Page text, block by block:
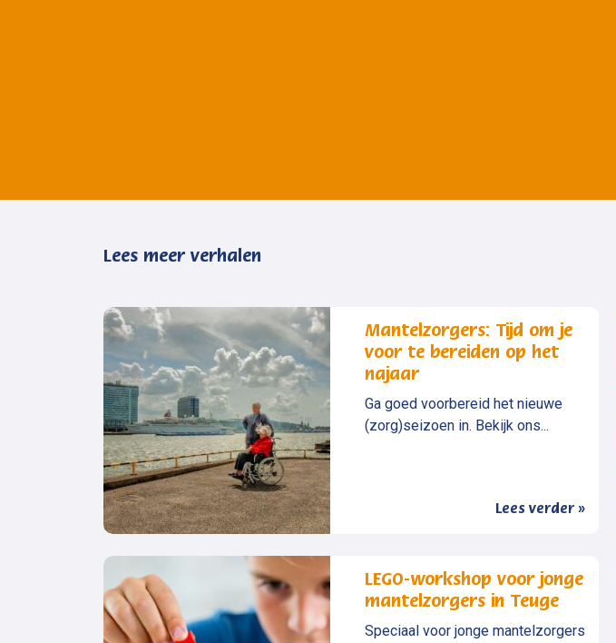
Lees meer verhalen
Mantelzorgers: Tijd om je
voor te bereiden op het
najaar
Ga goed voorbereid het nieuwe
(zorg)seizoen in. Bekijk ons...
Lees verder »
LEGO-workshop voor jonge
mantelzorgers in Teuge
Speciaal voor jonge mantelzorgers